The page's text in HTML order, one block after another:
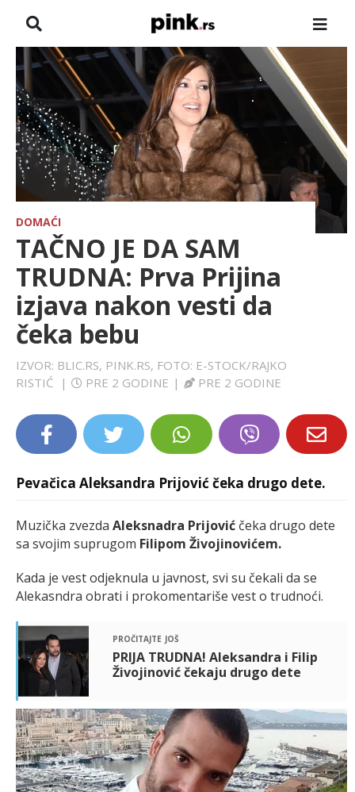
NASLOVNA
VESTI
ZADRUGA
SHOWBIZ
HRONIKA
FARMERI
TV
SPORT
LIFESTYLE
EXTRA
DOMAĆI
TAČNO JE DA SAM
TRUDNA: Prva Prijina
izjava nakon vesti da
čeka bebu
IZVOR: BLIC.RS, PINK.RS, FOTO: E-STOCK/RAJKO
RISTIĆ
| PRE 2 GODINE | PRE 2 GODINE
Pevačica Aleksandra Prijović čeka drugo dete.
Muzička zvezda Aleksnadra Prijović čeka drugo dete
sa svojim suprugom Filipom Živojinovićem.
Kada je vest odjeknula u javnost, svi su čekali da se
Alekasndra obrati i prokomentariše vest o trudnoći.
pročitajte još
PRIJA TRUDNA! Aleksandra i Filip
Živojinović čekaju drugo dete